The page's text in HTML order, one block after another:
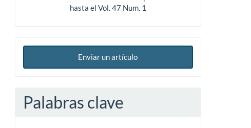
hasta el Vol. 47 Num. 1
Enviar un artículo
Palabras clave